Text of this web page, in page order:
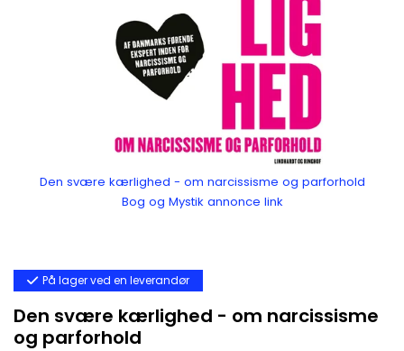
Den svære kærlighed - om narcissisme og parforhold
Bog og Mystik annonce link
På lager ved en leverandør
Den svære kærlighed - om narcissisme
og parforhold